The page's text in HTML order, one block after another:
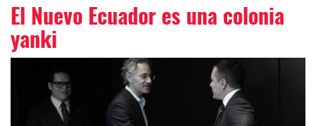
El Nuevo Ecuador es una colonia
yanki